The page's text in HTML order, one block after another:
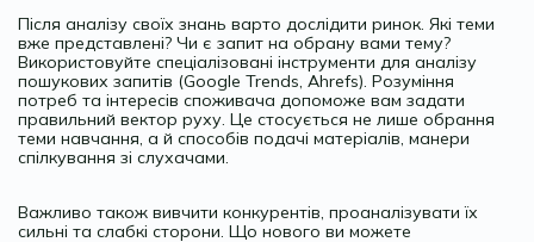
Після аналізу своїх знань варто дослідити ринок. Які теми
вже представлені? Чи є запит на обрану вами тему?
Використовуйте спеціалізовані інструменти для аналізу
пошукових запитів (Google Trends, Ahrefs). Розуміння
потреб та інтересів споживача допоможе вам задати
правильний вектор руху. Це стосується не лише обрання
теми навчання, а й способів подачі матеріалів, манери
спілкування зі слухачами.
Важливо також вивчити конкурентів, проаналізувати їх
сильні та слабкі сторони. Що нового ви можете